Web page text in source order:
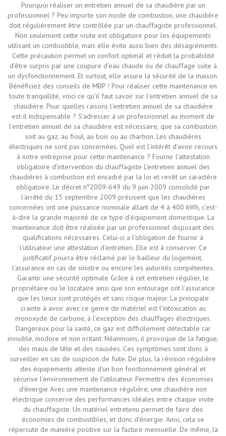
Pourquoi réaliser un entretien annuel de sa chaudière par un
professionnel ? Peu importe son mode de combustion, une chaudière
doit régulièrement être contrôlée par un chauffagiste professionnel.
Non seulement cette visite est obligatoire pour les équipements
utilisant un combustible, mais elle évite aussi bien des désagréments.
Cette précaution permet un confort optimal et réduit la probabilité
d'être surpris par une coupure d'eau chaude ou de chauffage suite à
un dysfonctionnement. Et surtout, elle assure la sécurité de la maison.
Bénéficiez des conseils de MBP ! Pour réaliser cette maintenance en
toute tranquillité, voici ce qu'il faut savoir sur l'entretien annuel de sa
chaudière. Pour quelles raisons l'entretien annuel de sa chaudière
est-il indispensable ? S'adresser à un professionnel au moment de
l'entretien annuel de sa chaudière est nécessaire, que sa combustion
soit au gaz, au fioul, au bois ou au charbon. Les chaudières
électriques ne sont pas concernées. Quel est l'intérêt d'avoir recours
à notre entreprise pour cette maintenance ? Fournir l'attestation
obligatoire d'intervention du chauffagiste L'entretien annuel des
chaudières à combustion est encadré par la loi et revêt un caractère
obligatoire. Le décret n°2009-649 du 9 juin 2009 consolidé par
l'arrêté du 15 septembre 2009 précisent que les chaudières
concernées ont une puissance nominale allant de 4 à 400 kWh, c'est-
à-dire la grande majorité de ce type d'équipement domestique. La
maintenance doit être réalisée par un professionnel disposant des
qualifications nécessaires. Celui-ci a l'obligation de fournir à
l'utilisateur une attestation d'entretien. Elle est à conserver. Ce
justificatif pourra être réclamé par le bailleur du logement,
l'assurance en cas de sinistre ou encore les autorités compétentes.
Garantir une sécurité optimale Grâce à cet entretien régulier, le
propriétaire ou le locataire ainsi que son entourage ont l'assurance
que les lieux sont protégés et sans risque majeur. La principale
crainte à avoir avec ce genre de matériel est l'intoxication au
monoxyde de carbone, à l'exception des chauffages électriques.
Dangereux pour la santé, ce gaz est difficilement détectable car
invisible, inodore et non irritant. Néanmoins, il provoque de la fatigue,
des maux de tête et des nausées. Ces symptômes sont donc à
surveiller en cas de suspicion de fuite. De plus, la révision régulière
des équipements atteste d'un bon fonctionnement général et
sécurise l'environnement de l'utilisateur. Permettre des économies
d'énergie Avec une maintenance régulière, une chaudière non
électrique conserve des performances idéales entre chaque visite
du chauffagiste. Un matériel entretenu permet de faire des
économies de combustibles, et donc d'énergie. Ainsi, cela se
répercute de manière positive sur la facture mensuelle. De même, la